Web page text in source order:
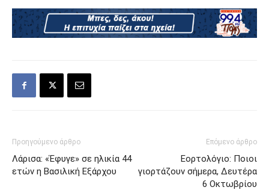
Προηγούμενο άρθρο
Λάρισα: «Έφυγε» σε ηλικία 44
ετών η Βασιλική Εξάρχου
Επόμενο άρθρο
Εορτολόγιο: Ποιοι
γιορτάζουν σήμερα, Δευτέρα
6 Οκτωβρίου